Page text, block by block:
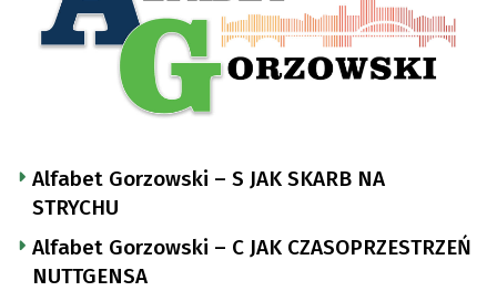
Alfabet Gorzowski – S JAK SKARB NA
STRYCHU
Alfabet Gorzowski – C JAK CZASOPRZESTRZEŃ
NUTTGENSA